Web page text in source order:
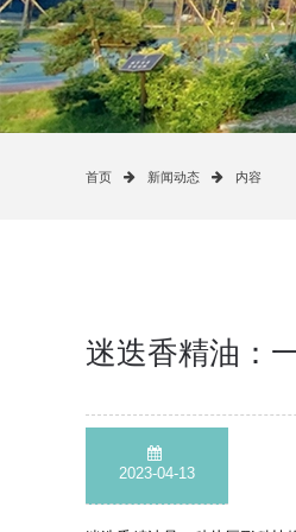
首页 新闻动态 内容
迷迭香精油：
2023-04-13